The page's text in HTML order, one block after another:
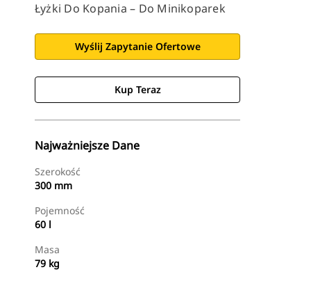
Łyżki Do Kopania – Do Minikoparek
Wyślij Zapytanie Ofertowe
Kup Teraz
Najważniejsze Dane
Szerokość
300 mm
Pojemność
60 l
Masa
79 kg